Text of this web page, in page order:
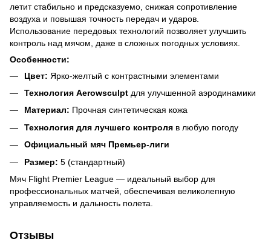
летит стабильно и предсказуемо, снижая сопротивление
воздуха и повышая точность передач и ударов.
Использование передовых технологий позволяет улучшить
контроль над мячом, даже в сложных погодных условиях.
Особенности:
Цвет: Ярко-желтый с контрастными элементами
Технология Aerowsculpt для улучшенной аэродинамики
Материал: Прочная синтетическая кожа
Технология для лучшего контроля в любую погоду
Официальный мяч Премьер-лиги
Размер: 5 (стандартный)
Мяч Flight Premier League — идеальный выбор для
профессиональных матчей, обеспечивая великолепную
управляемость и дальность полета.
Отзывы